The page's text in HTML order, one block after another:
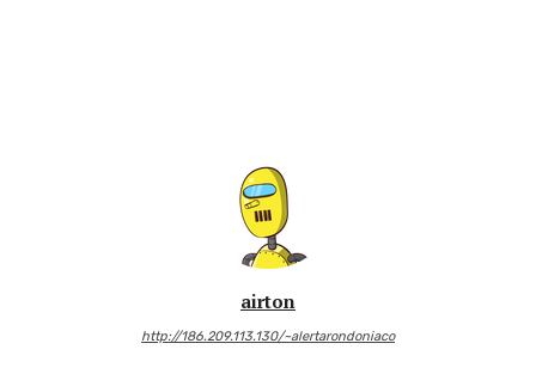
airton
http://186.209.113.130/~alertarondoniaco